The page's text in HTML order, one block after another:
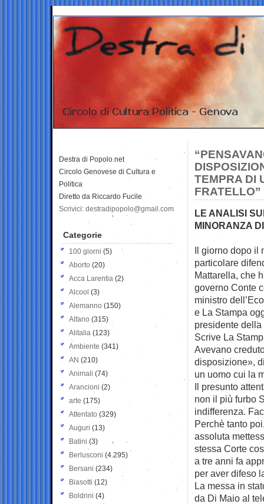
TEMPRA DI
FRATELLO”
LE ANALISI
MINORANZA
Il giorno dopo il
particolare
Mattarella, che
governo Conte
ministro
e La Stampa
presidente
Scrive La
Avevano
disposizione»,
un uomo cui la
Il presunto
non il più furbo
indifferenza.
Perchè tanto
assoluta
stessa Corte
a tre anni fa
per aver difeso
La messa in
da Di Maio al
Destra di Popolo.net
Circolo Genovese di Cultura e
Politica
Diretto da Riccardo Fucile
Scrivici: destradipopolo@gmail.com
Categorie
100 giorni (5)
Aborto (20)
Acca Larentia (2)
Alcool (3)
Alemanno (150)
Alfano (315)
Alitalia (123)
Ambiente (341)
AN (210)
Animali (74)
Arancioni (2)
arte (175)
Attentato (329)
Auguri (13)
Batini (3)
Berlusconi (4.295)
Bersani (234)
Biasotti (12)
Boldrini (4)